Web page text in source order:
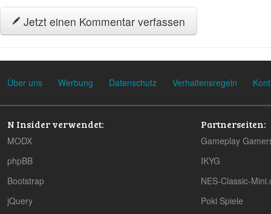
Jetzt einen Kommentar verfassen
Über uns Werbung Datenschutz Verhaltensregeln
N Insider verwendet:
MODX
phpBB
Bootstrap
jQuery
Partnerseiten:
Gameplay
IKYG
NES-Classic-
Poki Spiele